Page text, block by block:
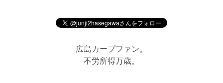
広島カープファン。
不労所得万歳。